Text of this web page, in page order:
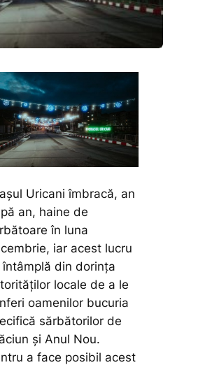
Uricani îmbracă, an
an, haine de
în luna
iar acest lucru
întâmplă din dorința
locale de a le
oamenilor bucuria
sărbătorilor de
și Anul Nou.
a face posibil acest